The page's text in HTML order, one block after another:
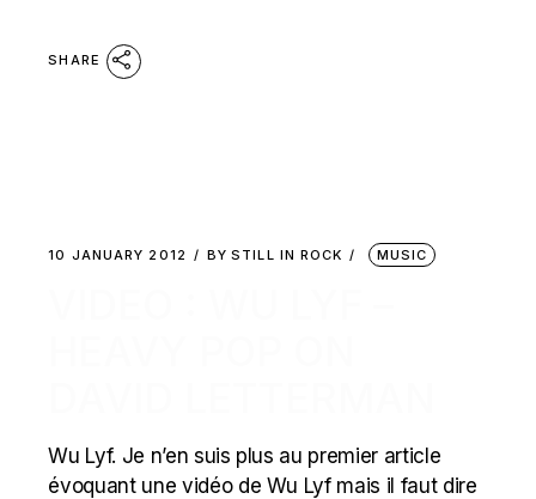
SHARE
10 JANUARY 2012 BY STILL IN ROCK MUSIC
Wu Lyf. Je n’en suis plus au premier article
évoquant une vidéo de Wu Lyf mais il faut dire